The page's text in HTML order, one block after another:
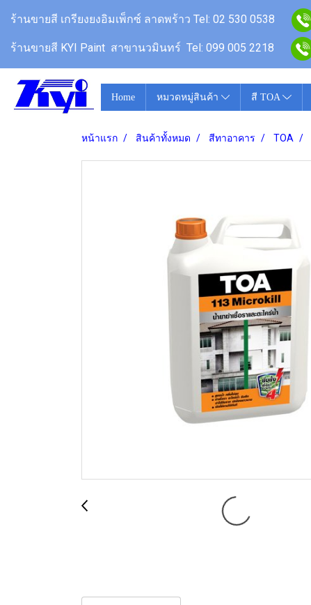
ร้านขายสี เกรียงยงอิมเพ็กซ์ ลาดพร้าว Tel: 02 530 0538
ร้านขายสี KYI Paint สาขานวมินทร์ Tel: 099 005 2218
Home หมวดหมู่สินค้า สี TOA
หน้าแรก สินค้าทั้งหมด สีทาอาคาร TOA